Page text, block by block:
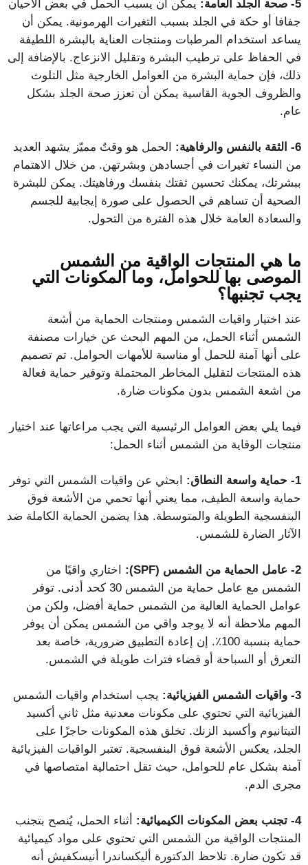
5- صحة الجلد العامة:
يمكن أن يسبب الحمل في بعض الأحيان
جفافا أو حكة في الجلد بسبب التغيرات الهرمونية. يمكن أن
يساعد استخدام المرطبات ومنتجات العناية بالبشرة اللطيفة
في الحفاظ على ترطيب البشرة وتقليل الانزعاج. بالإضافة إلى
ذلك، فإن حماية البشرة من العوامل الخارجية مثل التلوث
والظروف الجوية القاسية يمكن أن تعزز صحة الجلد بشكل
عام.
6- الثقة بالنفس والرفاهية:
الحمل هو وقتٌ مميّز يشهد العديد
من النساء تغيرات في أجسادهن وبشرتهن. من خلال الاهتمام
ببشرتك، يمكنك تحسين ثقتك بنفسك ورفاهيتك. يمكن للبشرة
الصحية أن تساهم في الحصول على صورة إيجابية للجسم
والسعادة العامة خلال هذه الفترة من التحول.
ما هي المنتجات الواقية من الشمس
الموصى بها للحوامل، وما المكونات التي
يجب تجنبها؟
عند اختيار واقيات الشمس ومنتجات الحماية من أشعة
الشمس أثناء الحمل، من المهم البحث عن خيارات مصنفة
على أنها آمنة للحمل أو مناسبة للأمهات الحوامل. تم تصميم
هذه المنتجات لتقليل المخاطر المحتملة وتوفير حماية فعالة
من اشعة الشمس بدون مكونات ضارة.
فيما يلي بعض العوامل الرئيسية التي يجب مراعاتها عند اختيار
منتجات الوقاية من الشمس أثناء الحمل:
1- حماية واسعة النطاق:
ابحثي عن واقيات الشمس التي توفر
حماية واسعة الطيف، مما يعني أنها تحمي من الأشعة فوق
البنفسجية الطويلة والمتوسطة. هذا يضمن الحماية الكاملة ضد
الآثار الضارة للشمس.
2- عامل الحماية من الشمس (SPF):
اختاري واقيًا من
الشمس مع عامل حماية من الشمس 30 كحد أدنى. توفر
عوامل الحماية العالية من الشمس حماية أفضل، ولكن من
المهم ملاحظة أنه لا يوجد واقي من الشمس يمكن أن يوفر
حماية بنسبة 100٪. إن إعادة التطبيق ضرورية، خاصة بعد
التعرق أو السباحة أو قضاء فترات طويلة في الشمس.
3- واقيات الشمس الفيزيائية:
يجب استخدام واقيات الشمس
الفيزيائية التي تحتوي على مكونات معدنية مثل ثاني أكسيد
التيتانيوم وأكسيد الزنك. تخلق هذه المكونات حاجزًا على
الجلد، يعكس الأشعة فوق البنفسجية. تعتبر الواقيات الفيزيائية
آمنة بشكل عام للحوامل، حيث تقل احتمالية امتصاصها في
مجرى الدم.
4- تجنب بعض المكونات الكيميائية:
أثناء الحمل، يُنصح بتجنب
المنتجات الواقية من الشمس التي تحتوي على مواد كيميائية
قد تكون ضارة. تلاحظ الدكتورة أليكساندرا أنيسكفيش أنه